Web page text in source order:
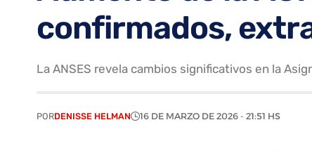
confirmados,
La ANSES revela cambios significativos en la
PORDENISSE HELMAN 16 DE MARZO DE 2026 - 21:51 HS